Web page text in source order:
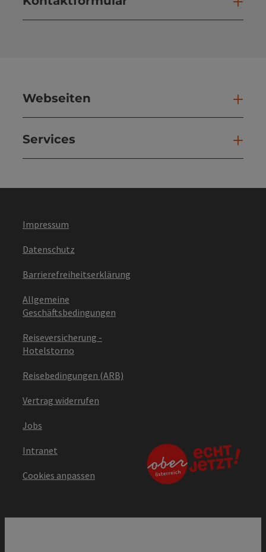
Webseiten
Services
Impressum
Datenschutz
Barrierefreiheitserklärung
Allgemeine
Geschäftsbedingungen
Reiseversicherung -
Hotelstorno
Reisebedingungen (ARB)
Vertrag widerrufen
Jobs
Intranet
Cookies anpassen